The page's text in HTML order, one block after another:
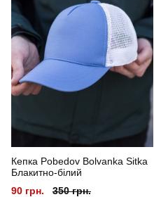
Стать
Стиль
Сезон
Колір
Матеріал
Кепка Pobedov Bolvanka Sitka
Блакитно-білий
90 грн.
350 грн.